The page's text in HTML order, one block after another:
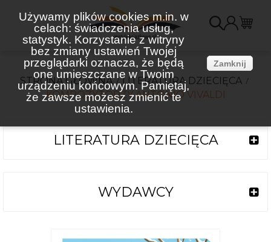
Używamy plików cookies m.in. w
celach: świadczenia usług,
statystyk. Korzystanie z witryny
bez zmiany ustawień Twojej
przeglądarki oznacza, że będą
one umieszczane w Twoim
urządzeniu końcowym. Pamiętaj,
że zawsze możesz zmienić te
ustawienia.
Zamknij
STRONA GŁÓWNA
LITERATURA DZIECIĘCA
KOMPOZYTORZY ANTONIO VIVALDI
LITERATURA DZIECIĘCA
WYDAWCY